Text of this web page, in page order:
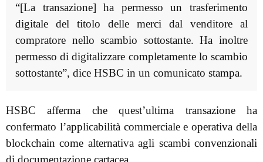
“[La transazione] ha permesso un trasferimento
digitale del titolo delle merci dal venditore al
compratore nello scambio sottostante. Ha inoltre
permesso di digitalizzare completamente lo scambio
sottostante”, dice HSBC in un comunicato stampa.
HSBC afferma che quest’ultima transazione ha
confermato l’applicabilità commerciale e operativa della
blockchain come alternativa agli scambi convenzionali